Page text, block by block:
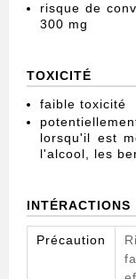
risque de
300 mg
TOXICITÉ
faible toxicité
lorsqu'il est
l'alcool, les
INTÉRACTIONS
Précaution